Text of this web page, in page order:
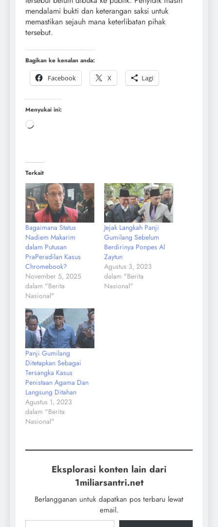
mendalami bukti dan keterangan saksi untuk
memastikan sejauh mana keterlibatan pihak
tersebut.
Bagikan ke kenalan anda:
Facebook
X Lagi
Menyukai ini:
Terkait
Bagaimana Status
Nadiem Makarim
dalam Putusan
PraPeradilan Kasus
Chromebook?
November 5, 2025
dalam "Berita
Nasional"
Jejak Langkah Panji
Gumilang Sebelum
Berdirinya Ponpes Al
Zaytun
Agustus 3, 2023
dalam "Berita
Nasional"
Panji Gumilang
Ditetapkan Sebagai
Tersangka Kasus
Penistaan Agama Dan
Langsung Ditahan
Agustus 1, 2023
dalam "Berita
Nasional"
Eksplorasi konten lain dari
1miliarsantri.net
Berlangganan untuk dapatkan pos terbaru lewat
email.